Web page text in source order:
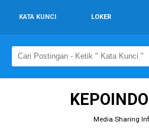
KATA KUNCI LOKER
Media Sharing